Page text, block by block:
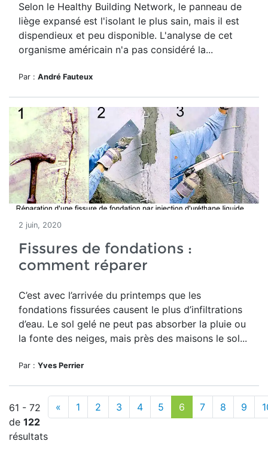
Selon le Healthy Building Network, le panneau de
liège expansé est l'isolant le plus sain, mais il est
dispendieux et peu disponible. L'analyse de cet
organisme américain n'a pas considéré la...
Par : André Fauteux
2 juin, 2020
Fissures de fondations :
comment réparer
C’est avec l’arrivée du printemps que les
fondations fissurées causent le plus d’infiltrations
d’eau. Le sol gelé ne peut pas absorber la pluie ou
la fonte des neiges, mais près des maisons le sol...
Par : Yves Perrier
61 - 72
de 122
résultats
« 1 2 3 4 5 6 7 8 9